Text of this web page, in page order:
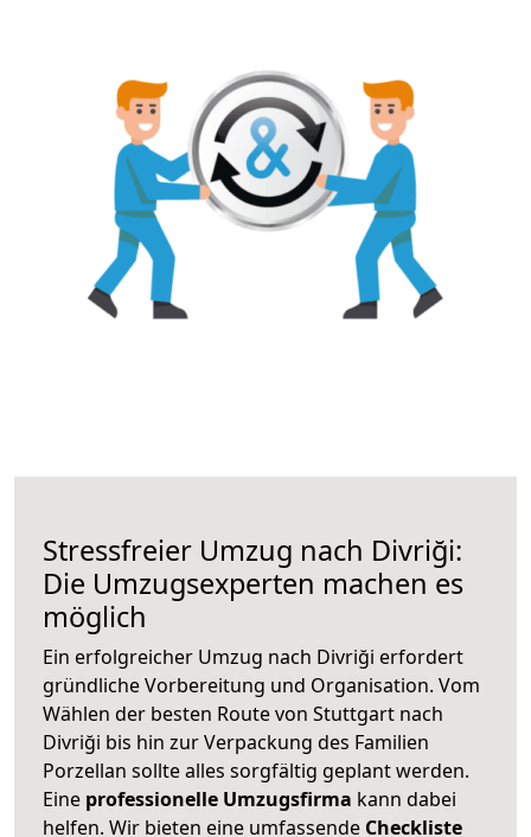
Stressfreier Umzug nach Divriği:
Die Umzugsexperten machen es
möglich
Ein erfolgreicher Umzug nach Divriği erfordert
gründliche Vorbereitung und Organisation. Vom
Wählen der besten Route von Stuttgart nach
Divriği bis hin zur Verpackung des Familien
Porzellan sollte alles sorgfältig geplant werden.
Eine professionelle Umzugsfirma kann dabei
helfen. Wir bieten eine umfassende Checkliste